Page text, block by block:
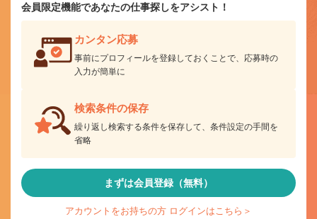
会員限定機能であなたの仕事探しをアシスト！
カンタン応募
事前にプロフィールを登録しておくことで、応募時の
入力が簡単に
検索条件の保存
繰り返し検索する条件を保存して、条件設定の手間を
省略
まずは会員登録（無料）
アカウントをお持ちの方 ログインはこちら＞